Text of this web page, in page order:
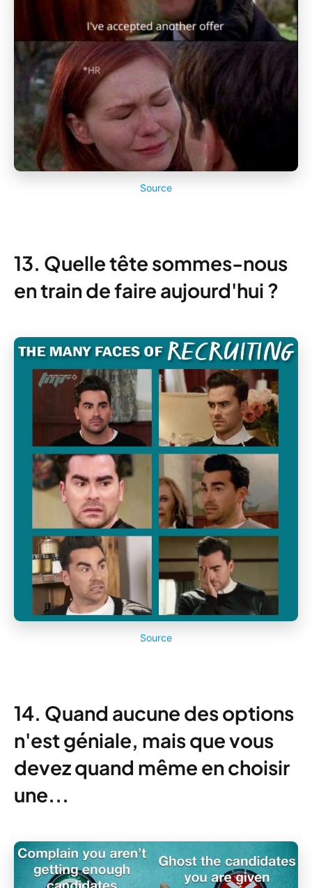
Source
13. Quelle tête sommes-nous
en train de faire aujourd'hui ?
Source
14. Quand aucune des options
n'est géniale, mais que vous
devez quand même en choisir
une...